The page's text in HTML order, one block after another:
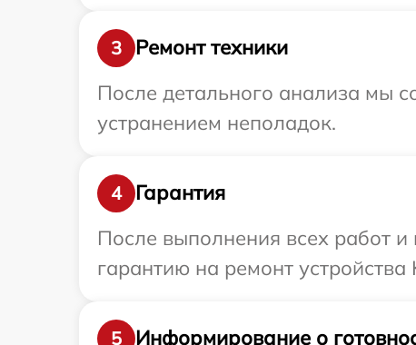
3
Ремонт техники
После детального анализа мы
устранением неполадок.
4
Гарантия
После выполнения всех работ
гарантию на ремонт
5
Информирование о